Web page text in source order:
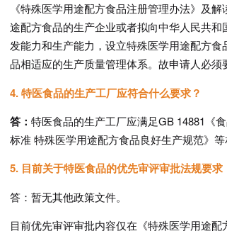
《特殊医学用途配方食品注册管理办法》及
途配方食品的生产企业或者拟向中华人民共
发能力和生产能力，设立特殊医学用途配方
品相适应的生产质量管理体系。故申请人必须
4. 特医食品的生产工厂应符合什么要求？
答： 特医食品的生产工厂应满足GB 14881《
标准 特殊医学用途配方食品良好生产规范》等
5. 目前关于特医食品的优先审评审批法规要
答：暂无其他政策文件。
目前优先审评审批内容仅在《特殊医学用途